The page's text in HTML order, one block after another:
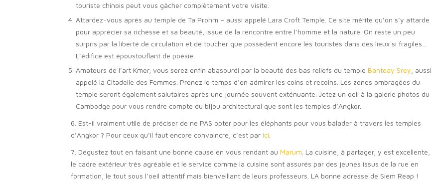
touriste chinois peut vous gâcher complètement votre visite.
Attardez-vous après au temple de Ta Prohm – aussi appelé Lara Croft Temple. Ce site mérite qu’on s’y attarde
pour apprécier sa richesse et sa beauté, issue de la rencontre entre l’homme et la nature. On reste un peu
surpris par la liberté de circulation et de toucher que possèdent encore les touristes dans des lieux si fragiles…
L’édifice est époustouflant de poésie.
Amateurs de l’art Kmer, vous serez enfin abasourdi par la beauté des bas reliefs du temple Banteay Srey , aussi
appelé la Citadelle des Femmes. Prenez le temps d’en admirer les coins et recoins. Les zones ombragées du
temple seront également salutaires après une journée souvent exténuante. Jetez un oeil à la galerie photos du
Cambodge pour vous rendre compte du bijou architectural que sont les temples d’Angkor.
6. Est-il vraiment utile de préciser de ne PAS opter pour les éléphants pour vous balader à travers les temples
d’Angkor ? Pour ceux qu’il faut encore convaincre, c’est par ici
7. Dégustez tout en faisant une bonne cause en vous rendant au Marum . La cuisine, à partager, y est excellente,
le cadre extérieur très agréable et le service comme la cuisine sont assurés par des jeunes issus de la rue en
formation, le tout sous l’oeil attentif mais bienveillant de leurs professeurs. LA bonne adresse de Siem Reap !